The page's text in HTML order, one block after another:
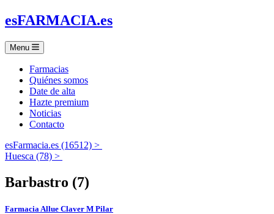
esFARMACIA.es
Menu
Farmacias
Quiénes somos
Date de alta
Hazte premium
Noticias
Contacto
esFarmacia.es (16512) >
Huesca (78) >
Barbastro (7)
Farmacia Allue Claver M Pilar